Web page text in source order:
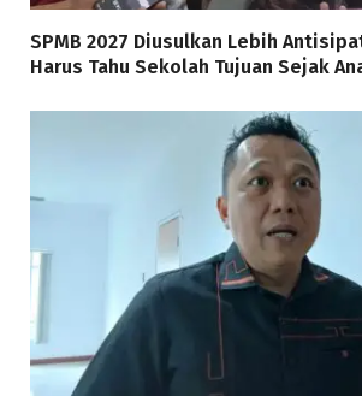
SPMB 2027 Diusulkan Lebih
Harus Tahu Sekolah Tujuan Sejak